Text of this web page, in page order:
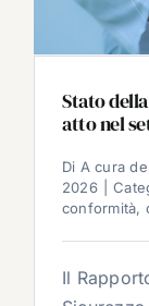
Stato
atto nel
Di A cura
2026
conformità,
Il